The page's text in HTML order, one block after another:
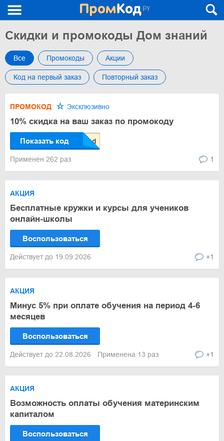
Скидки и промокоды Дом знаний
Все Промокоды Акции
Код на первый заказ Повторный заказ
ПРОМОКОД Эксклюзивно
10% скидка на ваш заказ по промокоду
Показать код
Применен 262 раз 1
АКЦИЯ
Бесплатные кружки и курсы для учеников
онлайн-школы
Воспользоваться
Действует до 19.09.2026 +1
АКЦИЯ
Минус 5% при оплате обучения на период 4-6
месяцев
Воспользоваться
Действует до 22.08.2026 Применена 13 раз +1
АКЦИЯ
Возможность оплаты обучения материнским
капиталом
Воспользоваться